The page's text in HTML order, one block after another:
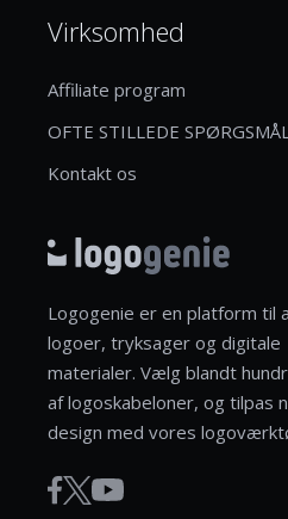
Virksomhed
Affiliate program
OFTE STILLEDE SPØRGSMÅL
Kontakt os
Logogenie er en platform til
logoer, tryksager og digitale
materialer. Vælg blandt
af logoskabeloner, og tilpas
design med vores